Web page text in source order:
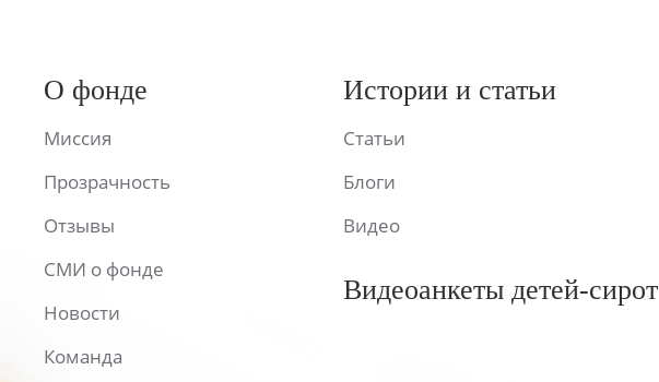
О фонде
Миссия
Прозрачность
Отзывы
СМИ о фонде
Новости
Команда
Истории и статьи
Статьи
Блоги
Видео
Видеоанкеты детей-сирот